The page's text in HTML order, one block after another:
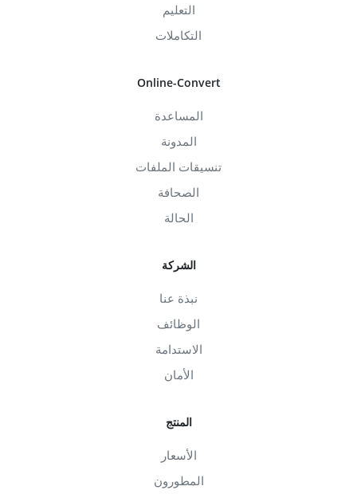
التعليم
التكاملات
Online-Convert
المساعدة
المدونة
تنسيقات الملفات
الصحافة
الحالة
الشركة
نبذة عنا
الوظائف
الاستدامة
الأمان
المنتج
الأسعار
المطورون